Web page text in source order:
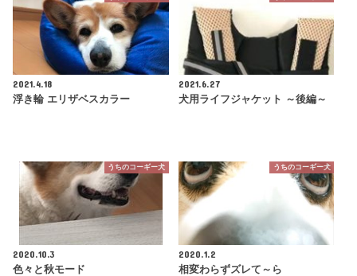
2021.4.18
浮き輪 エリザベスカラー
2021.6.27
犬用ライフジャケット ～後編～
うちのコーギー犬
2020.10.3
色々と秋モード
うちのコーギー犬
2020.1.2
相変わらずズレて～ら